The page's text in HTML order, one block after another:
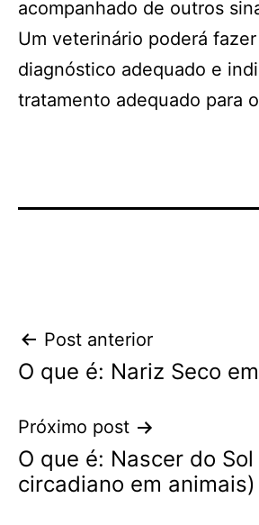
acompanhado de outros
Um veterinário poderá
diagnóstico adequado e
tratamento adequado para
Navegação
de
Post
Post anterior
O que é: Nariz Seco
Próximo post
O que é: Nascer do
circadiano em animais)